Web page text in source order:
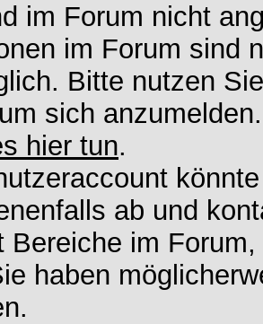
im Forum nicht
im Forum sind
Bitte nutzen
sich
hier tun.
ab und
Bereiche im
haben